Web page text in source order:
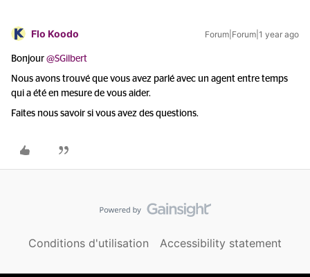
Flo Koodo Forum|Forum|1 year ago
Bonjour ​ @SGilbert
Nous avons trouvé que vous avez parlé avec un agent entre temps
qui a été en mesure de vous aider.
Faites nous savoir si vous avez des questions.
Conditions d'utilisation Accessibility statement